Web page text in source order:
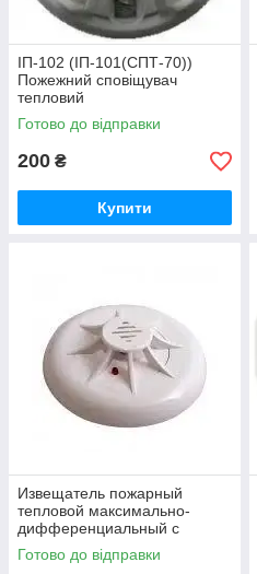
ІП-102 (ІП-101(СПТ-70))
Пожежний сповіщувач
тепловий
Готово до відправки
200 ₴
Купити
Извещатель пожарный
тепловой максимально-
дифференциальный с
индикацией дежурного
режима ТПТ-4
Готово до відправки